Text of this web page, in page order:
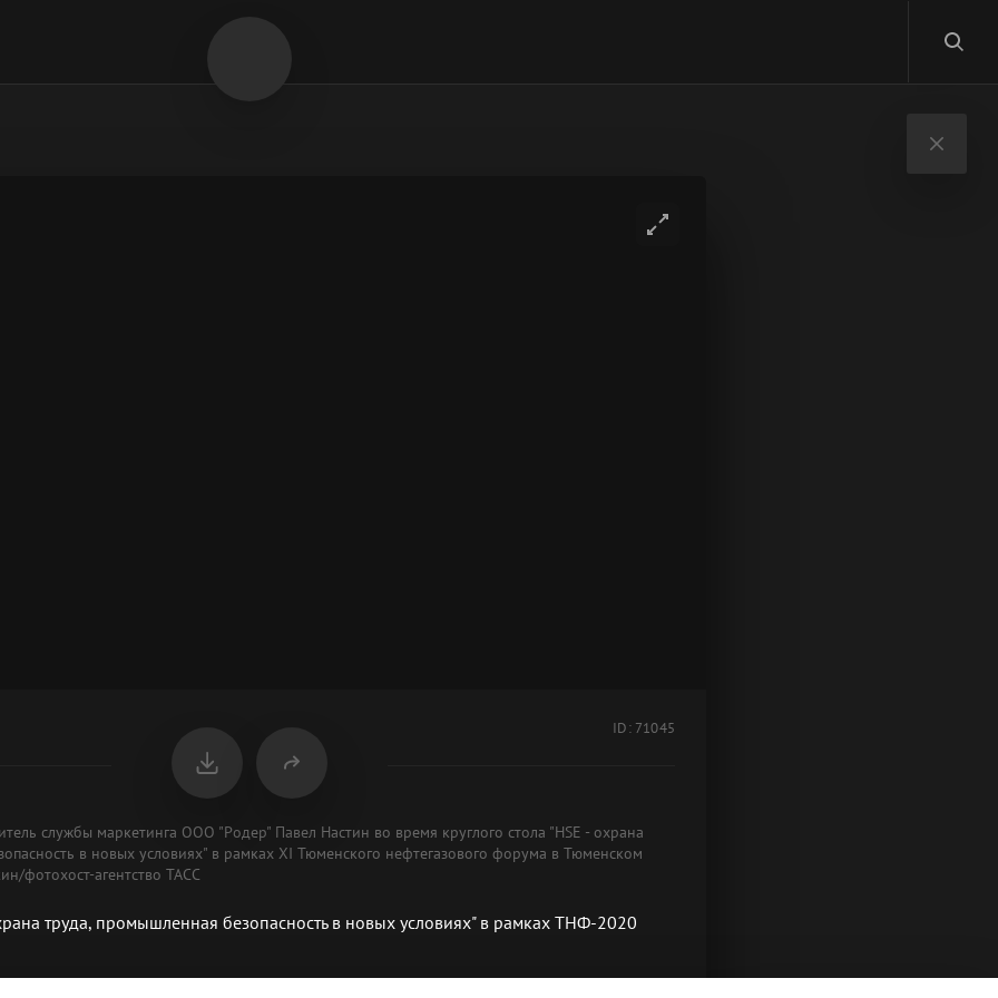
ID: 71045
службы маркетинга ООО "Родер" Павел Настин во время круглого стола "HSE - охрана
в новых условиях" в рамках XI Тюменского нефтегазового форума в Тюменском
фотохост-агентство ТАСС
труда, промышленная безопасность в новых условиях" в рамках ТНФ-2020